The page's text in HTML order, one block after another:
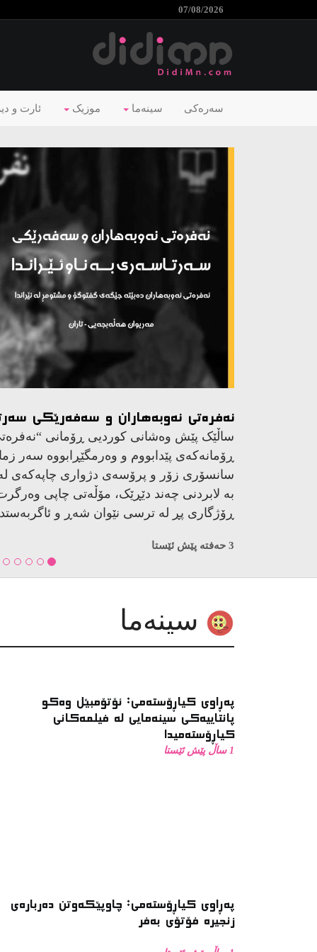
07/08/2026
ئارت و موزیک سینەما سەرەکی
نامەیەکی کراوە بۆ نەوەکەم
لە ئۆردووگایەکی زۆرەملێدا هاتوویتە
چاوت بکەیتەوە، هەمان مانگ و ساڵ،
مەودای کەمتر لە نیو مەترەوە بە پشتەملیەوە
دەستی کۆماندۆیەک کوژراوە…
3 حەفتە پێش ئێستا
پەڕاوی کیاڕۆستەمی: ئۆتۆمبێل وەکو
پانتاییەکی سینەمایی لە فیلمەکانی
کیاڕۆستەمیدا
1 ساڵ پێش ئێستا
پەڕاوی کیاڕۆستەمی: چاوپێکەوتن دەربارەی
زنجیرە فۆتۆی بەفر